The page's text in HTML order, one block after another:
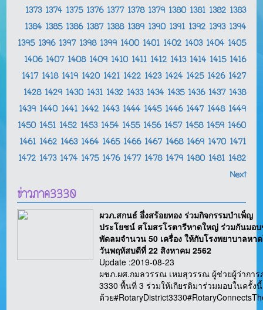
1373 1374 1375 1376 1377 1378 1379 1380 1381 1382 1383
1384 1385 1386 1387 1388 1389 1390 1391 1392 1393 1394
1395 1396 1397 1398 1399 1400 1401 1402 1403 1404 1405
1406 1407 1408 1409 1410 1411 1412 1413 1414 1415 1416
1417 1418 1419 1420 1421 1422 1423 1424 1425 1426 1427
1428 1429 1430 1431 1432 1433 1434 1435 1436 1437 1438
1439 1440 1441 1442 1443 1444 1445 1446 1447 1448 1449
1450 1451 1452 1453 1454 1455 1456 1457 1458 1459 1460
1461 1462 1463 1464 1465 1466 1467 1468 1469 1470 1471
1472 1473 1474 1475 1476 1477 1478 1479 1480 1481 1482
Next
ข่าวภาค3330
ผวภ.สกนธ์ อึ่งสร้อยทอง ร่วมกิจกรรมบำเพ็ญ
ประโยชน์ สโมสรโรตารีหาดใหญ่ ร่วมกันมอ
พัดลมจำนวน 50 เครื่อง ให้กับโรงพยาบาลหา
วันพฤหัสบดีที่ 22 สิงหาคม 2562
Update :2019-08-23
ผชภ.ผศ.กมลวรรณ เหมสุวรรณ ผู้ช่วยผู้ว่าการ
3330 พื้นที่ 3 ร่วมให้เกียรติมาร่วมมอบในครั้งนี้
ด้วย